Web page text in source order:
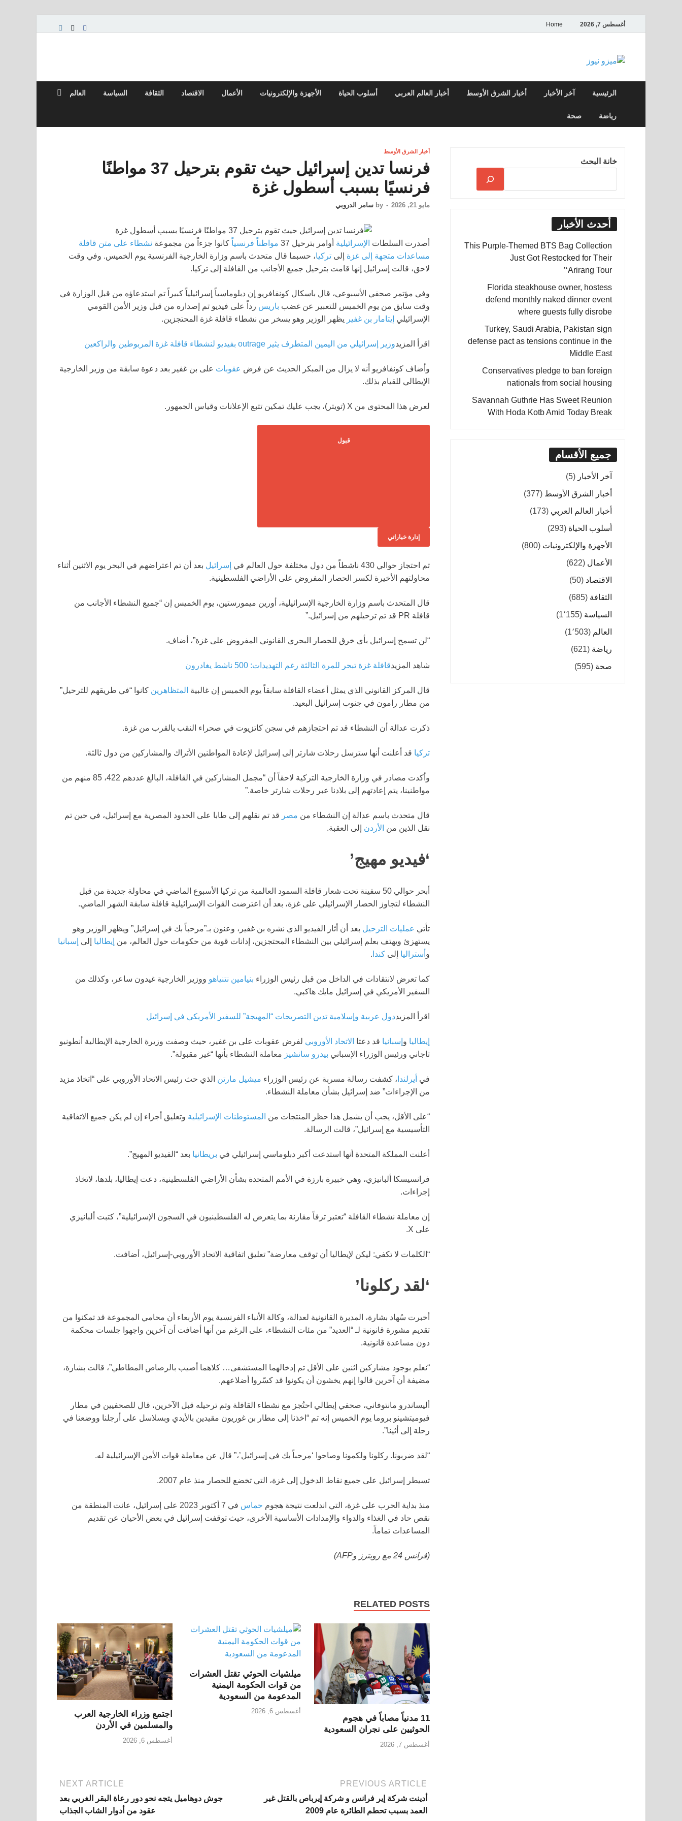
أغسطس 7, 2026 Home
ميزو نيوز
الرئيسية آخر الأخبار أخبار الشرق الأوسط أخبار العالم العربي أسلوب الحياة الأجهزة والإلكترونيات الأعمال الاقتصاد الثقافة السياسة العالم
رياضة صحة
أخبار الشرق الأوسط
فرنسا تدين إسرائيل حيث تقوم بترحيل 37 مواطنًا
فرنسيًا بسبب أسطول غزة
مايو 21, 2026 -
by سامر الدروبي
أصدرت السلطات الإسرائيلية أوامر بترحيل 37 مواطناً فرنسياً كانوا جزءاً من مجموعة نشطاء على متن قافلة
مساعدات متجهة إلى غزة إلى تركيا، حسبما قال متحدث باسم وزارة الخارجية الفرنسية يوم الخميس. وفي وقت
لاحق، قالت إسرائيل إنها قامت بترحيل جميع الأجانب من القافلة إلى تركيا.
وفي مؤتمر صحفي الأسبوعي، قال باسكال كونفافريو إن دبلوماسياً إسرائيلياً كبيراً تم استدعاؤه من قبل الوزارة في
وقت سابق من يوم الخميس للتعبير عن غضب باريس رداً على فيديو تم إصداره من قبل وزير الأمن القومي
الإسرائيلي إيتامار بن غفير يظهر الوزير وهو يسخر من نشطاء قافلة غزة المحتجزين.
اقرأ المزيدوزير إسرائيلي من اليمين المتطرف يثير outrage بفيديو لنشطاء قافلة غزة المربوطين والراكعين
وأضاف كونفافريو أنه لا يزال من المبكر الحديث عن فرض عقوبات على بن غفير بعد دعوة سابقة من وزير الخارجية
الإيطالي للقيام بذلك.
لعرض هذا المحتوى من X (تويتر)، يجب عليك تمكين تتبع الإعلانات وقياس الجمهور.
قبول
إدارة خياراتي
تم احتجاز حوالي 430 ناشطاً من دول مختلفة حول العالم في إسرائيل بعد أن تم اعتراضهم في البحر يوم الاثنين أثناء
محاولتهم الأخيرة لكسر الحصار المفروض على الأراضي الفلسطينية.
قال المتحدث باسم وزارة الخارجية الإسرائيلية، أورين ميمورستين، يوم الخميس إن “جميع النشطاء الأجانب من
قافلة PR قد تم ترحيلهم من إسرائيل.”
“لن تسمح إسرائيل بأي خرق للحصار البحري القانوني المفروض على غزة”، أضاف.
شاهد المزيدقافلة غزة تبحر للمرة الثالثة رغم التهديدات: 500 ناشط يغادرون
قال المركز القانوني الذي يمثل أعضاء القافلة سابقاً يوم الخميس إن غالبية المتظاهرين كانوا “في طريقهم للترحيل”
من مطار رامون في جنوب إسرائيل البعيد.
ذكرت عدالة أن النشطاء قد تم احتجازهم في سجن كاتزيوت في صحراء النقب بالقرب من غزة.
تركيا قد أعلنت أنها سترسل رحلات شارتر إلى إسرائيل لإعادة المواطنين الأتراك والمشاركين من دول ثالثة.
وأكدت مصادر في وزارة الخارجية التركية لاحقاً أن “مجمل المشاركين في القافلة، البالغ عددهم 422، 85 منهم من
مواطنينا، يتم إعادتهم إلى بلادنا عبر رحلات شارتر خاصة.”
قال متحدث باسم عدالة إن النشطاء من مصر قد تم نقلهم إلى طابا على الحدود المصرية مع إسرائيل، في حين تم
نقل الذين من الأردن إلى العقبة.
‘فيديو مهيج’
أبحر حوالي 50 سفينة تحت شعار قافلة السمود العالمية من تركيا الأسبوع الماضي في محاولة جديدة من قبل
النشطاء لتجاوز الحصار الإسرائيلي على غزة، بعد أن اعترضت القوات الإسرائيلية قافلة سابقة الشهر الماضي.
تأتي عمليات الترحيل بعد أن أثار الفيديو الذي نشره بن غفير، وعنون بـ”مرحباً بك في إسرائيل” ويظهر الوزير وهو
يستهزئ ويهتف بعلم إسرائيلي بين النشطاء المحتجزين، إدانات قوية من حكومات حول العالم، من إيطاليا إلى إسبانيا
و أستراليا إلى كندا .
كما تعرض لانتقادات في الداخل من قبل رئيس الوزراء بنيامين نتنياهو ووزير الخارجية غيدون ساعر، وكذلك من
السفير الأمريكي في إسرائيل مايك هاکبي.
اقرأ المزيددول عربية وإسلامية تدين التصريحات “المهيجة” للسفير الأمريكي في إسرائيل
إيطاليا و إسبانيا قد دعتا الاتحاد الأوروبي لفرض عقوبات على بن غفير، حيث وصفت وزيرة الخارجية الإيطالية أنطونيو
تاجاني ورئيس الوزراء الإسباني بيدرو سانشيز معاملة النشطاء بأنها “غير مقبولة”.
في أيرلندا ، كشفت رسالة مسربة عن رئيس الوزراء ميشيل مارتن الذي حث رئيس الاتحاد الأوروبي على “اتخاذ مزيد
من الإجراءات” ضد إسرائيل بشأن معاملة النشطاء.
“على الأقل، يجب أن يشمل هذا حظر المنتجات من المستوطنات الإسرائيلية وتعليق أجزاء إن لم يكن جميع الاتفاقية
التأسيسية مع إسرائيل”، قالت الرسالة.
أعلنت المملكة المتحدة أنها استدعت أكبر دبلوماسي إسرائيلي في بريطانيا بعد “الفيديو المهيج”.
فرانسيسكا ألبانيزي، وهي خبيرة بارزة في الأمم المتحدة بشأن الأراضي الفلسطينية، دعت إيطاليا، بلدها، لاتخاذ
إجراءات.
إن معاملة نشطاء القافلة “تعتبر ترفاً مقارنة بما يتعرض له الفلسطينيون في السجون الإسرائيلية”، كتبت ألبانيزي
على X.
“الكلمات لا تكفي: ليكن لإيطاليا أن توقف معارضة” تعليق اتفاقية الاتحاد الأوروبي-إسرائيل، أضافت.
‘لقد ركلونا’
أخبرت سُهاد بشارة، المديرة القانونية لعدالة، وكالة الأنباء الفرنسية يوم الأربعاء أن محامي المجموعة قد تمكنوا من
تقديم مشورة قانونية لـ “العديد” من مئات النشطاء، على الرغم من أنها أضافت أن آخرين واجهوا جلسات محكمة
دون مساعدة قانونية.
“نعلم بوجود مشاركين اثنين على الأقل تم إدخالهما المستشفى… كلاهما أصيب بالرصاص المطاطي”، قالت بشارة،
مضيفة أن آخرين قالوا إنهم يخشون أن يكونوا قد كسّروا أضلاعهم.
أليساندرو مانتوفاني، صحفي إيطالي احتُجز مع نشطاء القافلة وتم ترحيله قبل الآخرين، قال للصحفيين في مطار
فيوميتشينو بروما يوم الخميس إنه تم “اخذنا إلى مطار بن غوريون مقيدين بالأيدي وبسلاسل على أرجلنا ووضعنا في
رحلة إلى أثينا”.
“لقد ضربونا. ركلونا ولكمونا وصاحوا ‘مرحباً بك في إسرائيل’،” قال عن معاملة قوات الأمن الإسرائيلية له.
تسيطر إسرائيل على جميع نقاط الدخول إلى غزة، التي تخضع للحصار منذ عام 2007.
منذ بداية الحرب على غزة، التي اندلعت نتيجة هجوم حماس
في 7 أكتوبر 2023 على إسرائيل، عانت المنطقة من
نقص حاد في الغذاء والدواء والإمدادات الأساسية الأخرى، حيث توقفت إسرائيل في بعض الأحيان عن تقديم
المساعدات تماماً.
(فرانس 24 مع رويترز وAFP)
RELATED POSTS
11 مدنياً مصاباً في هجوم
الحوثيين على نجران السعودية
أغسطس 7, 2026
ميلشيات الحوثي تقتل العشرات
من قوات الحكومة اليمنية
المدعومة من السعودية
أغسطس 6, 2026
اجتمع وزراء الخارجية العرب
والمسلمين في الأردن
أغسطس 6, 2026
PREVIOUS ARTICLE
أدينت شركة إير فرانس و شركة إيرباص بالقتل غير
العمد بسبب تحطم الطائرة عام 2009
NEXT ARTICLE
جوش دوهاميل يتجه نحو دور رعاة البقر الغربي بعد
عقود من أدوار الشاب الجذاب
خانة البحث
أحدث الأخبار
This Purple-Themed BTS Bag Collection
Just Got Restocked for Their
‘Arirang Tour’
Florida steakhouse owner, hostess
defend monthly naked dinner event
where guests fully disrobe
Turkey, Saudi Arabia, Pakistan sign
defense pact as tensions continue in the
Middle East
Conservatives pledge to ban foreign
nationals from social housing
Savannah Guthrie Has Sweet Reunion
With Hoda Kotb Amid Today Break
جميع الأقسام
آخر الأخبار (5)
أخبار الشرق الأوسط (377)
أخبار العالم العربي (173)
أسلوب الحياة (293)
الأجهزة والإلكترونيات (800)
الأعمال (622)
الاقتصاد (50)
الثقافة (685)
السياسة (1٬155)
العالم (1٬503)
رياضة (621)
صحة (595)